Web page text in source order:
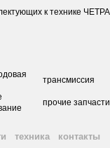
к технике ЧЕТРА
трансмиссия
прочие запчасти
техника контакты